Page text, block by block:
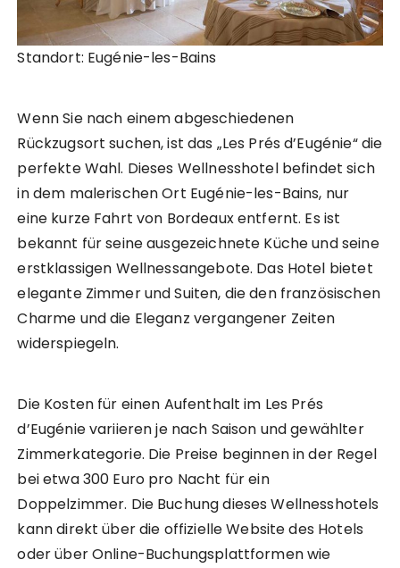
Standort: Eugénie-les-Bains
Wenn Sie nach einem abgeschiedenen
Rückzugsort suchen, ist das „Les Prés d’Eugénie“ die
perfekte Wahl. Dieses Wellnesshotel befindet sich
in dem malerischen Ort Eugénie-les-Bains, nur
eine kurze Fahrt von Bordeaux entfernt. Es ist
bekannt für seine ausgezeichnete Küche und seine
erstklassigen Wellnessangebote. Das Hotel bietet
elegante Zimmer und Suiten, die den französischen
Charme und die Eleganz vergangener Zeiten
widerspiegeln.
Die Kosten für einen Aufenthalt im Les Prés
d’Eugénie variieren je nach Saison und gewählter
Zimmerkategorie. Die Preise beginnen in der Regel
bei etwa 300 Euro pro Nacht für ein
Doppelzimmer. Die Buchung dieses Wellnesshotels
kann direkt über die offizielle Website des Hotels
oder über Online-Buchungsplattformen wie